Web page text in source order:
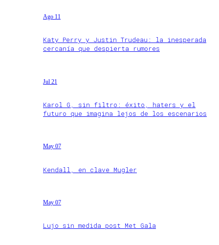
Ago 11
Katy Perry y Justin Trudeau: la inesperada
cercanía que despierta rumores
Jul 21
Karol G, sin filtro: éxito, haters y el
futuro que imagina lejos de los escenarios
May 07
Kendall, en clave Mugler
May 07
Lujo sin medida post Met Gala